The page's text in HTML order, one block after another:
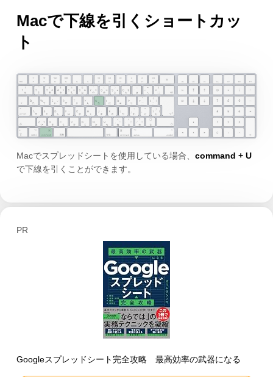
Macで下線を引くショートカッ
ト
Macでスプレッドシートを使用している場合、 command + U
で下線を引くことができます。
PR
Googleスプレッドシート完全攻略 最高効率の武器になる